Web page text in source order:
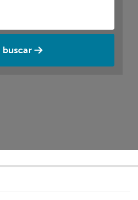
buscar